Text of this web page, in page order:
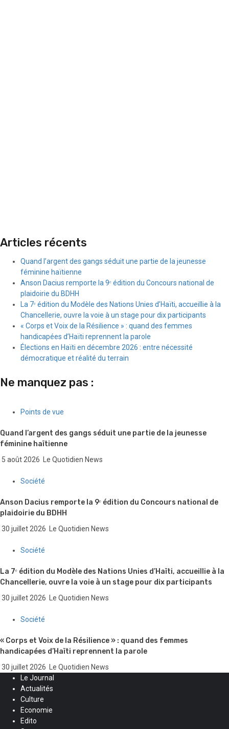
Articles récents
Quand l’argent des gangs séduit une partie de la jeunesse
féminine haïtienne
Anson Dacius remporte la 9ᵉ édition du Concours national de
plaidoirie du BDHH
La 7ᵉ édition du Modèle des Nations Unies d’Haïti, accueillie à la
Chancellerie, ouvre la voie à un stage pour dix participants
« Corps et Voix de la Résilience » : quand des femmes
handicapées d’Haïti reprennent la parole
Élections en Haïti en décembre 2026 : entre nécessité
démocratique et réalité du terrain
Ne manquez pas :
Points de vue
Quand l’argent des gangs séduit une partie de la jeunesse
féminine haïtienne
5 août 2026 Le Quotidien News
Société
Anson Dacius remporte la 9ᵉ édition du Concours national de
plaidoirie du BDHH
30 juillet 2026 Le Quotidien News
Société
La 7ᵉ édition du Modèle des Nations Unies d’Haïti, accueillie à la
Chancellerie, ouvre la voie à un stage pour dix participants
30 juillet 2026 Le Quotidien News
Société
« Corps et Voix de la Résilience » : quand des femmes
handicapées d’Haïti reprennent la parole
30 juillet 2026
Le Quotidien News
Le Journal
Actualités
Culture
Economie
Edito